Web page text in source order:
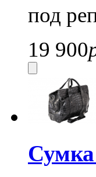
под
19 900